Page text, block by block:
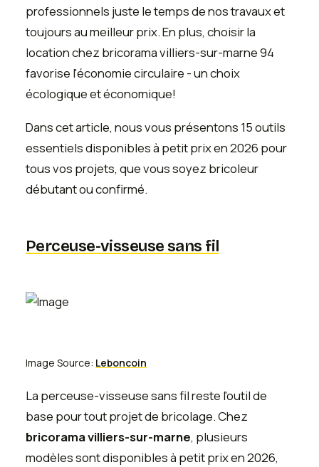
professionnels juste le temps de nos travaux et
toujours au meilleur prix. En plus, choisir la
location chez bricorama villiers-sur-marne 94
favorise l'économie circulaire - un choix
écologique et économique!
Dans cet article, nous vous présentons 15 outils
essentiels disponibles à petit prix en 2026 pour
tous vos projets, que vous soyez bricoleur
débutant ou confirmé.
Perceuse-visseuse sans fil
Image Source: Leboncoin
La perceuse-visseuse sans fil reste l'outil de
base pour tout projet de bricolage. Chez
bricorama villiers-sur-marne, plusieurs
modèles sont disponibles à petit prix en 2026,